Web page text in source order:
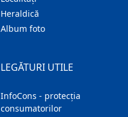
Heraldică
Album foto
LEGĂTURI UTILE
InfoCons - protecția
consumatorilor